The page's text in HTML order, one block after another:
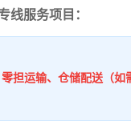
线服务项目：
担运输、仓储配送（如